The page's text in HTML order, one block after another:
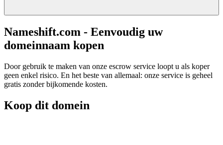
Nameshift.com - Eenvoudig uw
domeinnaam kopen
Door gebruik te maken van onze escrow service loopt u als koper
geen enkel risico. En het beste van allemaal: onze service is geheel
gratis zonder bijkomende kosten.
Koop dit domein